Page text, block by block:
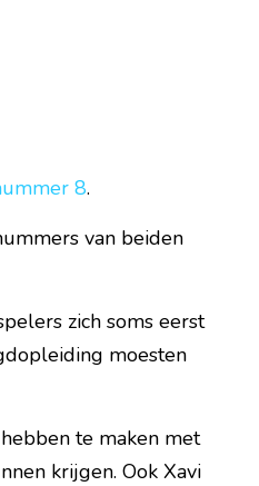
8.
van beiden
zich soms eerst
moesten
te maken met
krijgen. Ook Xavi